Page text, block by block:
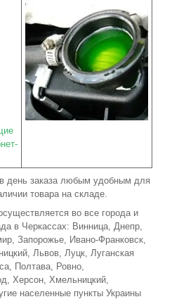
день заказа любым удобным для
товара на складе.
во все города и
в Черкассах: Винница, Днепр,
Запорожье, Ивано-Франковск,
Львов, Луцк, Луганская
Полтава, Ровно,
Херсон, Хмельницкий,
населенные пункты Украины